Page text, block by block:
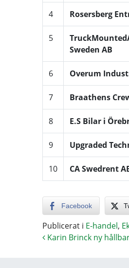
4 Rosersberg
5
Sweden AB
6 Overum
7 Braathens
8 E.S Bilar i
9 Upgraded
10 CA Swedrent
Facebook
Publicerat i E-handel,
Karin Brinck ny